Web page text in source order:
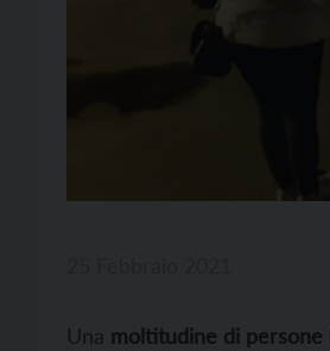
Una moltitudine di persone